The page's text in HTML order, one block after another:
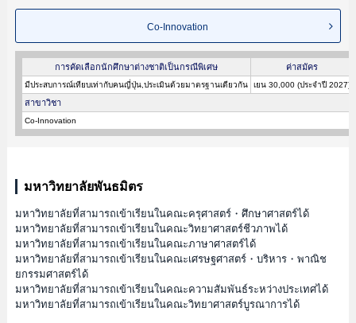
Co-Innovation
การคัดเลือกนักศึกษาต่างชาติเป็นกรณีพิเศษ ค่าสมัคร
มีประสบการณ์เทียบเท่ากับคนญี่ปุ่น,ประเมินด้วยมาตรฐานเดียวกัน เยน 30,000 (ประจำปี 2027)
สาขาวิชา
Co-Innovation
มหาวิทยาลัยพันธมิตร
มหาวิทยาลัยที่สามารถเข้าเรียนในคณะครุศาสตร์・ศึกษาศาสตร์ได้
มหาวิทยาลัยที่สามารถเข้าเรียนในคณะวิทยาศาสตร์ชีวภาพได้
มหาวิทยาลัยที่สามารถเข้าเรียนในคณะภาษาศาสตร์ได้
มหาวิทยาลัยที่สามารถเข้าเรียนในคณะเศรษฐศาสตร์・บริหาร・พาณิช
ยกรรมศาสตร์ได้
มหาวิทยาลัยที่สามารถเข้าเรียนในคณะความสัมพันธ์ระหว่างประเทศได้
มหาวิทยาลัยที่สามารถเข้าเรียนในคณะวิทยาศาสตร์บูรณาการได้